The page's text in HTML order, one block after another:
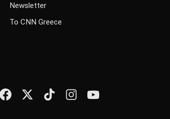
Newsletter
Το CNN Greece